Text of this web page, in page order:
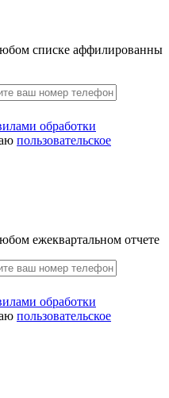
списке аффилированны
обработки
пользовательское
ежеквартальном отчете
обработки
пользовательское